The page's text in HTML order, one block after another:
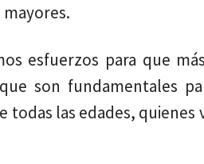
esfuerzos para que
son fundamentales
todas las edades,